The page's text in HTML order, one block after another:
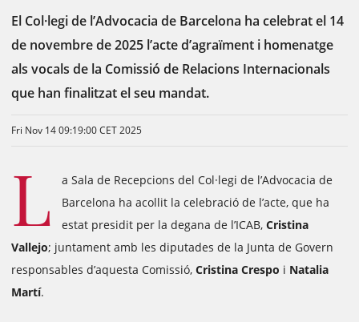
El Col·legi de l’Advocacia de Barcelona ha celebrat el 14
de novembre de 2025 l’acte d’agraïment i homenatge
als vocals de la Comissió de Relacions Internacionals
que han finalitzat el seu mandat.
Fri Nov 14 09:19:00 CET 2025
L
a Sala de Recepcions del Col·legi de l’Advocacia de
Barcelona ha acollit la celebració de l’acte, que ha
estat presidit per la degana de l’ICAB, Cristina
Vallejo; juntament amb les diputades de la Junta de Govern
responsables d’aquesta Comissió, Cristina Crespo i Natalia
Martí.